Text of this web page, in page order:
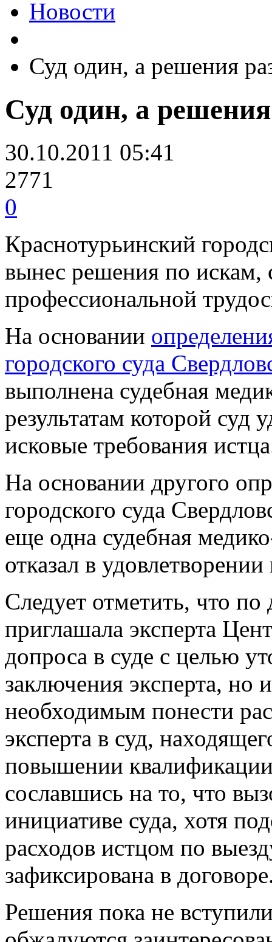
Новости
Суд один, а решения
Суд один, а
30.10.2011 05:41
2771
0
Краснотурьинский
вынес решения по искам,
профессиональной
На основании
городского суда
выполнена судебная
результатам которой суд
исковые требования
На основании другого
городского суда
еще одна судебная
отказал в
Следует отметить, что
приглашала эксперта
допроса в суде с целью
заключения эксперта, но
необходимым понести
эксперта в суд,
повышении
сославшись на то, что
инициативе суда, хотя
расходов истцом по
зафиксирована в
Решения пока не